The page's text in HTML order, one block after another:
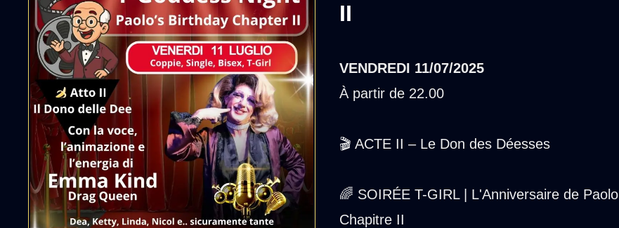
II
VENDREDI 11/07/2025
À partir de 22.00
🎬 ACTE II – Le Don des Déesses
🌈 SOIRÉE T-GIRL | L'Anniversaire de Paolo
Chapitre II